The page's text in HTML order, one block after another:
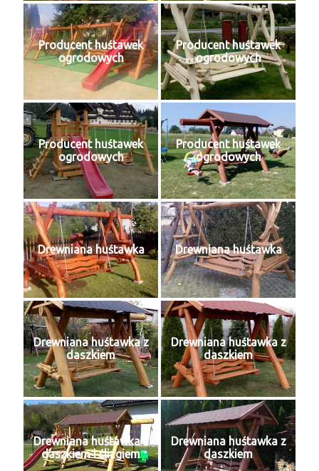
Producent huśtawek
ogrodowych
Producent huśtawek
ogrodowych
Producent huśtawek
ogrodowych
Producent huśtawek
ogrodowych
Drewniana huśtawka Drewniana huśtawka
Drewniana huśtawka z
daszkiem
Drewniana huśtawka z
daszkiem
Drewniana huśtawka z
daszkiem i ślizgiem
Drewniana huśtawka z
daszkiem